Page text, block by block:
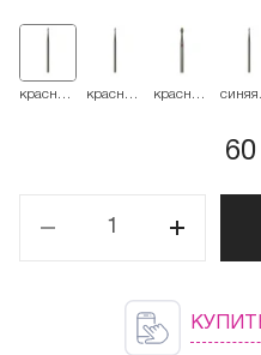
красная
красная
красная
синяя